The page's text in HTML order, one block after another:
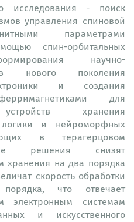
исследования - поиск
управления спиновой
параметрами
спин-орбитальных
научно-
нового поколения
и создания
для
хранения
и нейроморфных
в терагерцовом
решения снизят
хранения на два порядка
скорость обработки
что отвечает
электронным системам
и искусственного